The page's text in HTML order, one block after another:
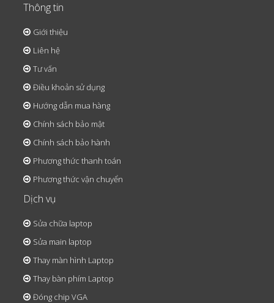
Thông tin
Giới thiệu
Liên hệ
Tư vấn
Điều khoản sử dụng
Hướng dẫn mua hàng
Chính sách bảo mật
Chính sách bảo hành
Phương thức thanh toán
Phương thức vận chuyển
Dịch vụ
Sửa chữa laptop
Sửa main laptop
Thay màn hình Laptop
Thay bàn phím Laptop
Đóng chip VGA